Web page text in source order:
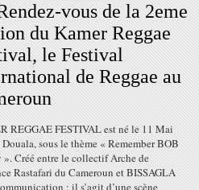
vous de la 2eme
du Kamer Reggae
le Festival
de Reggae au
REGGAE FESTIVAL est né le 11 Mai
sous le thème « Remember BOB
Créé entre le collectif Arche de
Rastafari du Cameroun et BISSAGLA
; il s’agit d’une scène